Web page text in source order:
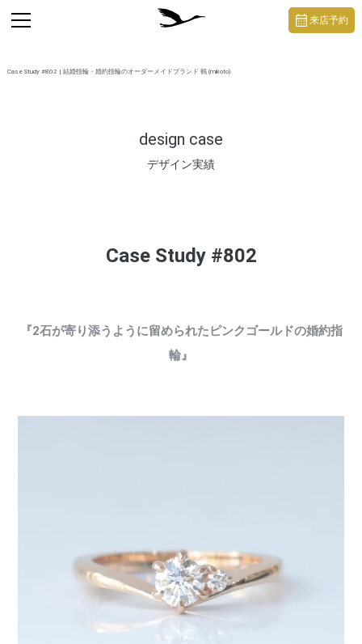
Case Study #802 | 結婚指輪・婚約指輪のオーダーメイドブランド 鶴 (mikoto)
design case
デザイン実績
toggle
navigation
来店予約
Case Study #802
『2石が寄り添うように留められたピンクゴールドの婚約指
輪』